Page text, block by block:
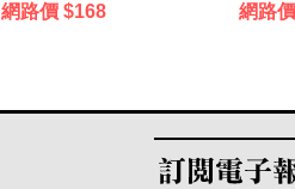
網路價 $168 網路